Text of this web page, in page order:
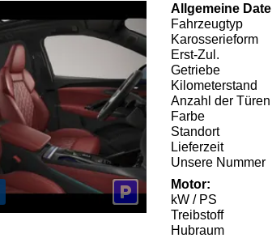
Allgemeine
Fahrzeugtyp
Karosserieform
Erst-Zul.
Getriebe
Kilometerstand
Anzahl der Türen
Farbe
Standort
Lieferzeit
Unsere Nummer
Motor:
kW / PS
Treibstoff
Hubraum